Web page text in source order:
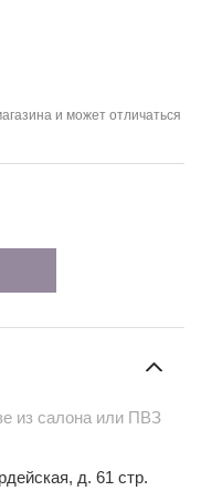
и может отличаться
из салона или ПВЗ
д. 61 стр.